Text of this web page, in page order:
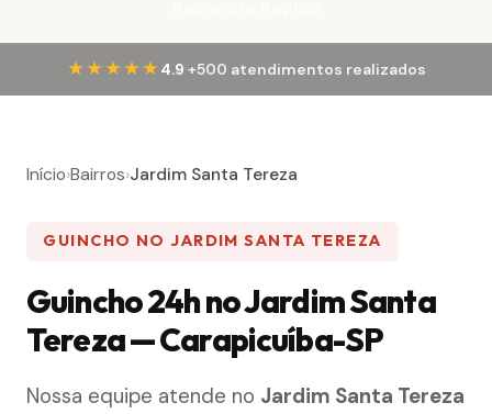
★★★★★ 4.9·+500 atendimentos realizados
Início›Bairros›Jardim Santa Tereza
GUINCHO NO JARDIM SANTA TEREZA
Guincho 24h no Jardim Santa
Tereza — Carapicuíba-SP
Nossa equipe atende no Jardim Santa Tereza